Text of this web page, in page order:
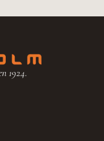
1924.